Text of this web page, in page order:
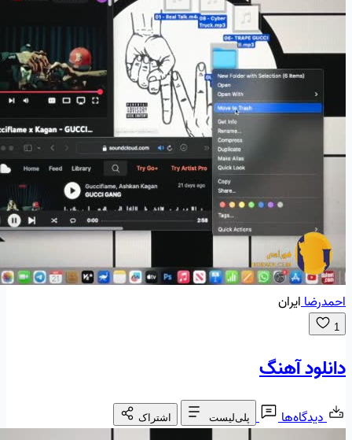
احمدرضاایران
1
دانلود آهنگ
دیدگاه‌ها پلی‌لیست اشتراک